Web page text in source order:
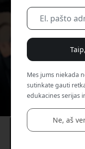
Mes jums niekada
sutinkate gauti
edukacines serijas
Ne, aš